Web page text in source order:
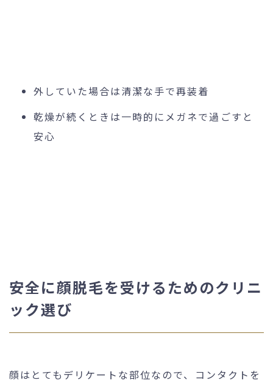
外していた場合は清潔な手で再装着
乾燥が続くときは一時的にメガネで過ごすと
安心
安全に顔脱毛を受けるためのクリニ
ック選び
顔はとてもデリケートな部位なので、コンタクトを